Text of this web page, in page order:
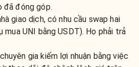
đã đóng góp.
giao dịch, có nhu cầu swap hai
mua UNI bằng USDT). Họ phải trả
gia kiếm lợi nhuận bằng việc